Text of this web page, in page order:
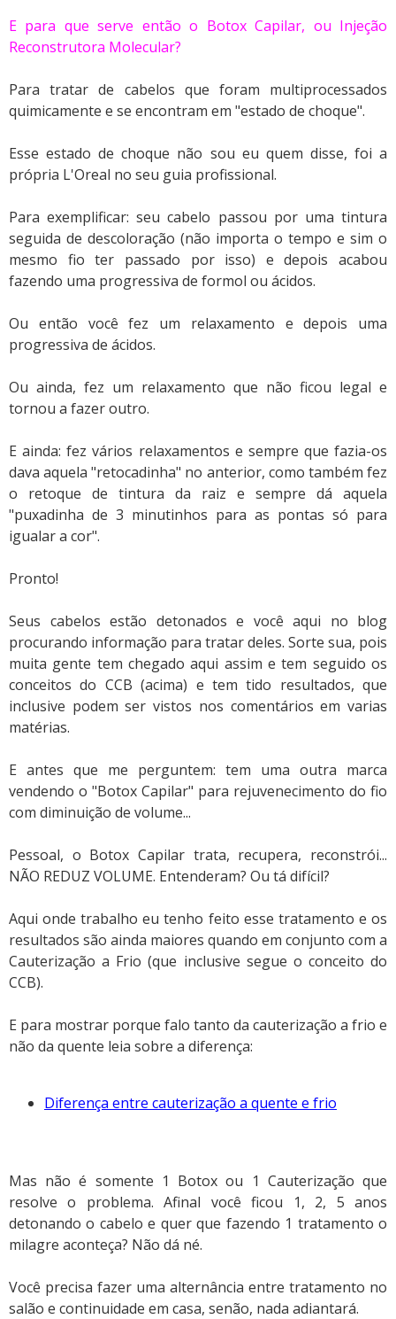
E para que serve então o Botox Capilar, ou Injeção
Reconstrutora Molecular?
Para tratar de cabelos que foram multiprocessados
quimicamente e se encontram em "estado de choque".
Esse estado de choque não sou eu quem disse, foi a
própria L'Oreal no seu guia profissional.
Para exemplificar: seu cabelo passou por uma tintura
seguida de descoloração (não importa o tempo e sim o
mesmo fio ter passado por isso) e depois acabou
fazendo uma progressiva de formol ou ácidos.
Ou então você fez um relaxamento e depois uma
progressiva de ácidos.
Ou ainda, fez um relaxamento que não ficou legal e
tornou a fazer outro.
E ainda: fez vários relaxamentos e sempre que fazia-os
dava aquela "retocadinha" no anterior, como também fez
o retoque de tintura da raiz e sempre dá aquela
"puxadinha de 3 minutinhos para as pontas só para
igualar a cor".
Pronto!
Seus cabelos estão detonados e você aqui no blog
procurando informação para tratar deles. Sorte sua, pois
muita gente tem chegado aqui assim e tem seguido os
conceitos do CCB (acima) e tem tido resultados, que
inclusive podem ser vistos nos comentários em varias
matérias.
E antes que me perguntem: tem uma outra marca
vendendo o "Botox Capilar" para rejuvenecimento do fio
com diminuição de volume...
Pessoal, o Botox Capilar trata, recupera, reconstrói...
NÃO REDUZ VOLUME. Entenderam? Ou tá difícil?
Aqui onde trabalho eu tenho feito esse tratamento e os
resultados são ainda maiores quando em conjunto com a
Cauterização a Frio (que inclusive segue o conceito do
CCB).
E para mostrar porque falo tanto da cauterização a frio e
não da quente leia sobre a diferença:
Diferença entre cauterização a quente e frio
Mas não é somente 1 Botox ou 1 Cauterização que
resolve o problema. Afinal você ficou 1, 2, 5 anos
detonando o cabelo e quer que fazendo 1 tratamento o
milagre aconteça? Não dá né.
Você precisa fazer uma alternância entre tratamento no
salão e continuidade em casa, senão, nada adiantará.